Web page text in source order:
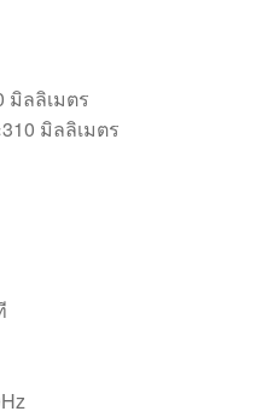
มิลลิเมตร
มิลลิเมตร